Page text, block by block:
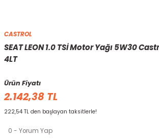
CASTROL
SEAT LEON 1.0 TSİ Motor Yağı 5W30
4LT
Ürün Fiyatı
2.142,38 TL
222,54 TL den başlayan taksitlerle!
0 - Yorum Yap